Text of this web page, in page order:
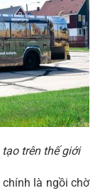
trên thế giới
là ngồi chờ